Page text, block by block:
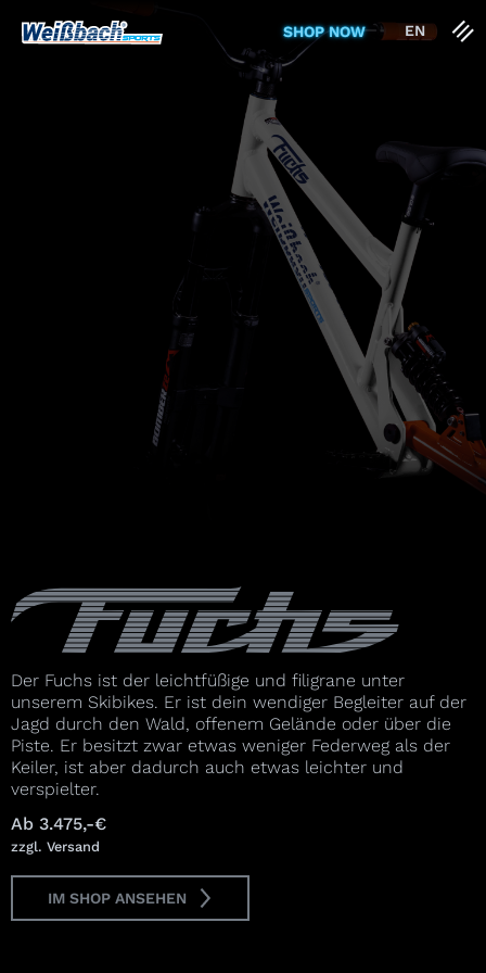
SHOP NOW EN
Der Fuchs ist der leichtfüßige und filigrane unter
unserem Skibikes. Er ist dein wendiger Begleiter auf der
Jagd durch den Wald, offenem Gelände oder über die
Piste. Er besitzt zwar etwas weniger Federweg als der
Keiler, ist aber dadurch auch etwas leichter und
verspielter.
Ab 3.475,-€
zzgl. Versand
IM SHOP ANSEHEN